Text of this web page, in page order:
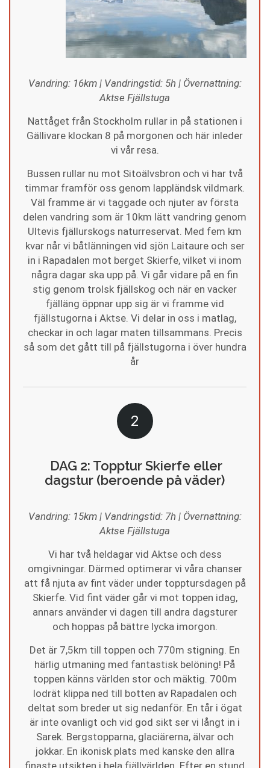
Vandring: 16km | Vandringstid: 5h | Övernattning:
Aktse Fjällstuga
Nattåget från Stockholm rullar in på stationen i
Gällivare klockan 8 på morgonen och här inleder
vi vår resa.
Bussen rullar nu mot Sitoälvsbron och vi har två
timmar framför oss genom lappländsk vildmark.
Väl framme är vi taggade och njuter av första
delen vandring som är 10km lätt vandring genom
Ultevis fjällurskogs naturreservat. Med fem km
kvar når vi båtlänningen vid sjön Laitaure och ser
in i Rapadalen mot berget Skierfe, vilket vi inom
några dagar ska upp på. Vi går vidare på en fin
stig genom trolsk fjällskog och när en vacker
fjälläng öppnar upp sig är vi framme vid
fjällstugorna i Aktse. Vi delar in oss i matlag,
checkar in och lagar maten tillsammans. Precis
så som det gått till på fjällstugorna i över hundra
år
2
DAG 2: Topptur Skierfe eller
dagstur (beroende på väder)
Vandring: 15km | Vandringstid: 7h | Övernattning:
Aktse Fjällstuga
Vi har två heldagar vid Aktse och dess
omgivningar. Därmed optimerar vi våra chanser
att få njuta av fint väder under topptursdagen på
Skierfe. Vid fint väder går vi mot toppen idag,
annars använder vi dagen till andra dagsturer
och hoppas på bättre lycka imorgon.
Det är 7,5km till toppen och 770m stigning. En
härlig utmaning med fantastisk belöning! På
toppen känns världen stor och mäktig. 700m
lodrät klippa ned till botten av Rapadalen och
deltat som breder ut sig nedanför. En tår i ögat
är inte ovanligt och vid god sikt ser vi långt in i
Sarek. Bergstopparna, glaciärerna, älvar och
jokkar. En ikonisk plats med kanske den allra
finaste utsikten i hela fjällvärlden. Efter en stund